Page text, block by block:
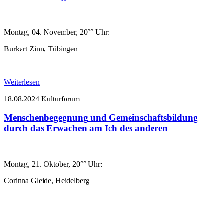
Montag, 04. November, 20°° Uhr:
Burkart Zinn, Tübingen
Weiterlesen
18.08.2024 Kulturforum
Menschenbegegnung und Gemeinschaftsbildung
durch das Erwachen am Ich des anderen
Montag, 21. Oktober, 20°° Uhr:
Corinna Gleide, Heidelberg